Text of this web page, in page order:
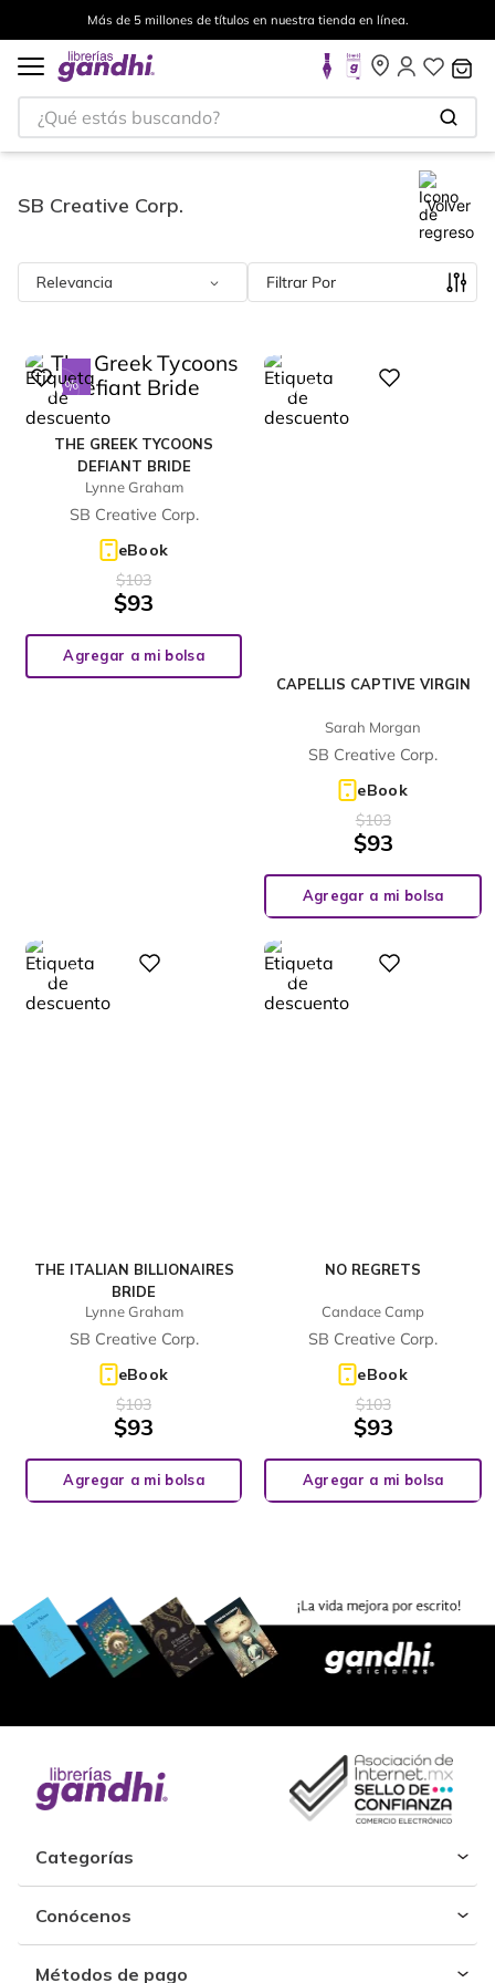
Más de 5 millones de títulos en nuestra tienda en línea.
¿Qué estás buscando?
SB Creative Corp. Volver
Relevancia Filtrar
Digital
THE GREEK TYCOONS
DEFIANT BRIDE
Lynne Graham
SB Creative Corp.
eBook
-10%
$103
$93
Agregar a mi bolsa
CAPELLIS CAPTIVE VIRGIN
Sarah Morgan
SB Creative Corp.
eBook
10%
$103
$93
Agregar a mi bolsa
THE ITALIAN BILLIONAIRES
BRIDE
Lynne Graham
SB Creative Corp.
eBook
10%
$103
$93
Agregar a mi bolsa
NO REGRETS
Candace Camp
SB Creative Corp.
eBook
10%
$103
$93
Agregar a mi bolsa
Categorías
Conócenos
Métodos de pago